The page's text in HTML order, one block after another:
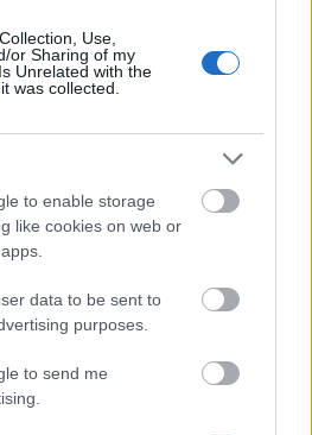
Use,
or Sharing of my
Unrelated with the
was collected.
to enable storage
like cookies on web or
data to be sent to
purposes.
to send me
biztosan jól jönnek majd ezek a
stage-en, vagyis az utolsó
pontot, ugyanis az idén bevezetett új
plusz pontok járnak,